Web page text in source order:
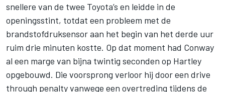
snellere van de twee Toyota’s en leidde in de
openingsstint, totdat een probleem met de
brandstofdruksensor aan het begin van het derde uur
ruim drie minuten kostte. Op dat moment had Conway
al een marge van bijna twintig seconden op Hartley
opgebouwd. Die voorsprong verloor hij door een drive
through penalty vanwege een overtreding tijdens de